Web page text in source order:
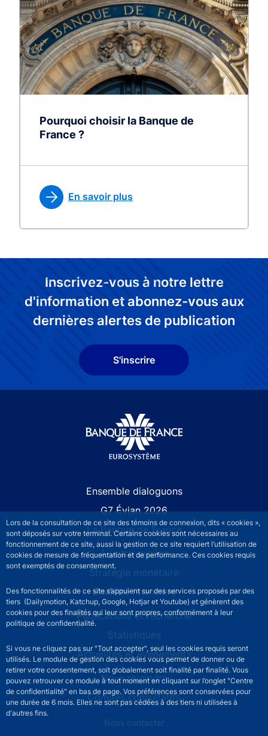
Lors de la consultation de ce site des témoins de connexion, dits « cookies »,
sont déposés sur votre terminal. Certains cookies sont nécessaires au
fonctionnement de ce site, aussi la gestion de ce site requiert l’utilisation de
cookies de mesure de fréquentation et de performance. Ces cookies requis
sont exemptés de consentement.
Des fonctionnalités de ce site s’appuient sur des services proposés par des
tiers (Dailymotion, Katchup, Google, Hotjar et Youtube) et génèrent des
cookies pour des finalités qui leur sont propres, conformément à leur
politique de confidentialité.
Si vous ne cliquez pas sur "Tout accepter", seul les cookies requis seront
utilisés. Le module de gestion des cookies vous permet de donner ou de
retirer votre consentement, soit globalement soit finalité par finalité. Vous
pouvez retrouver ce module à tout moment en cliquant sur l’onglet "Centre
de confidentialité" en bas de page. Vos préférences sont conservées pour
une durée de 6 mois. Elles ne sont pas cédées à des tiers ni utilisées à
d'autres fins.
Pourquoi choisir la Banque de
France ?
En savoir plus
Inscrivez-vous à notre lettre
d'information et abonnez-vous aux
dernières alertes de publication
S'inscrire
Ensemble dialoguons
G7 Évian 2026
La Banque de France
À votre service
Stratégie monétaire
Stabilité financière
Publications et recherche
Statistiques
Actualités et événements
Nous rejoindre
Comités consultatifs
Footer secondary menuNous contacter